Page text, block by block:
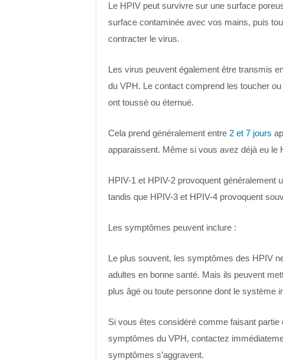
Le HPIV peut survivre sur une surface
surface contaminée avec vos mains, puis
contracter le virus.
Les virus peuvent également être transmis
du VPH. Le contact comprend les toucher
ont toussé ou éternué.
Cela prend généralement entre 2 et 7 jours
apparaissent. Même si vous avez déjà eu le
HPIV-1 et HPIV-2 provoquent
tandis que HPIV-3 et HPIV-4 provoquent
Les symptômes peuvent inclure :
Le plus souvent, les symptômes des HPIV
adultes en bonne santé. Mais ils peuvent
plus âgé ou toute personne dont le système
Si vous êtes considéré comme faisant
symptômes du VPH, contactez
symptômes s’aggravent.